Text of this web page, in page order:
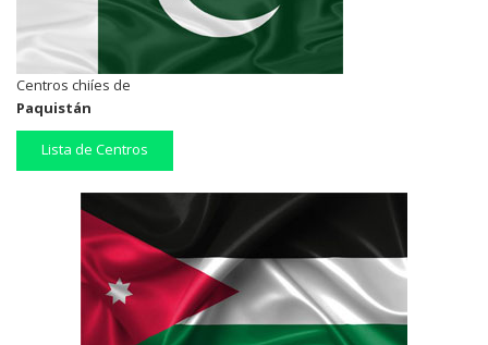
Centros chiíes de
Paquistán
Lista de Centros